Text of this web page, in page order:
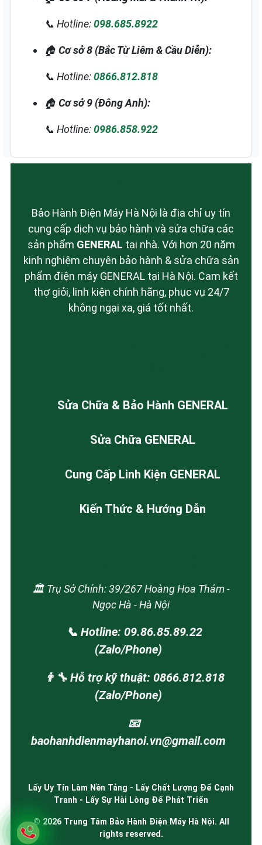
📞 Hotline:098.685.8922
🏠 Cơ sở 8 (Bắc Từ Liêm & Cầu Diễn):
📞 Hotline:0866.812.818
🏠 Cơ sở 9 (Đông Anh):
📞 Hotline:0986.858.922
Bảo Hành Điện Máy Hà Nội là địa chỉ uy tín
cung cấp dịch vụ bảo hành và sửa chữa các
sản phẩm GENERAL tại nhà. Với hơn 20 năm
kinh nghiệm chuyên bảo hành & sửa chữa sản
phẩm điện máy GENERAL tại Hà Nội. Cam kết
thợ giỏi, linh kiện chính hãng, phục vụ 24/7
không ngại xa, giá tốt nhất.
Sửa Chữa & Bảo Hành GENERAL
Sửa Chữa GENERAL
Cung Cấp Linh Kiện GENERAL
Kiến Thức & Hướng Dẫn
🏛️ Trụ Sở Chính: 39/267 Hoàng Hoa Thám -
Ngọc Hà - Hà Nội
📞 Hotline: 09.86.85.89.22
(Zalo/Phone)
👨‍🔧 Hỗ trợ kỹ thuật: 0866.812.818
(Zalo/Phone)
📧
baohanhdienmayhanoi.vn@gmail.com
Lấy Uy Tín Làm Nền Tảng - Lấy Chất Lượng Để Cạnh
Tranh - Lấy Sự Hài Lòng Để Phát Triển
© 2026 Trung Tâm Bảo Hành Điện Máy Hà Nội. All
rights reserved.